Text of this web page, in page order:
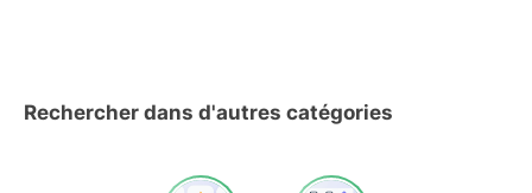
Rechercher dans d'autres catégories